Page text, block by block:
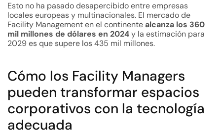
Esto no ha pasado desapercibido entre empresas
locales europeas y multinacionales. El mercado de
Facility Management en el continente alcanza los 360
mil millones de dólares en 2024y la estimación para
2029 es que supere los 435 mil millones.
Cómo los Facility Managers
pueden transformar espacios
corporativos con la tecnología
adecuada